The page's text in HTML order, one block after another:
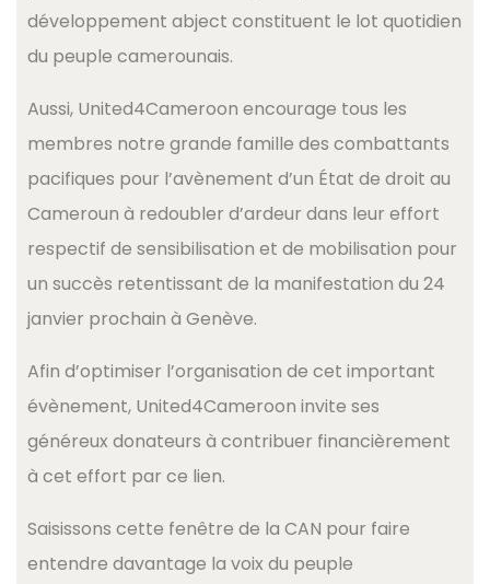
développement abject constituent le lot quotidien
du peuple camerounais.
Aussi, United4Cameroon encourage tous les
membres notre grande famille des combattants
pacifiques pour l’avènement d’un État de droit au
Cameroun à redoubler d’ardeur dans leur effort
respectif de sensibilisation et de mobilisation pour
un succès retentissant de la manifestation du 24
janvier prochain à Genève.
Afin d’optimiser l’organisation de cet important
évènement, United4Cameroon invite ses
généreux donateurs à contribuer financièrement
à cet effort par ce lien.
Saisissons cette fenêtre de la CAN pour faire
entendre davantage la voix du peuple